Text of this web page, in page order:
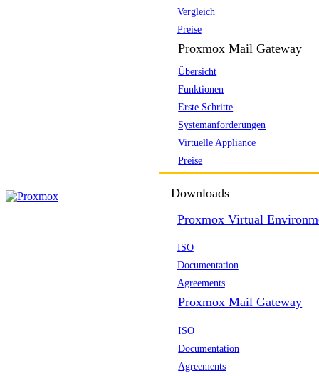
Vergleich
Preise
Proxmox Mail Gateway
Übersicht
Funktionen
Erste Schritte
Systemanforderungen
Virtuelle Appliance
Preise
Downloads
Proxmox Virtual
ISO
Documentation
Agreements
Proxmox Mail Gateway
ISO
Documentation
Agreements